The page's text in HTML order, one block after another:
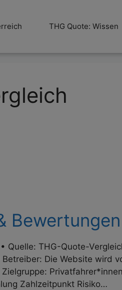
THG Quote: Wissen
Quelle: THG-Quote-
Die Website wird
Zahl­zeit­punkt Risiko…